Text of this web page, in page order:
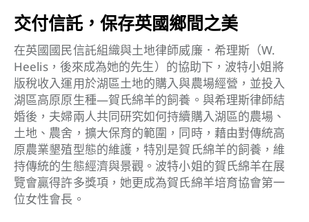
交付信託，保存英國鄉間之美
在英國國民信託組織與土地律師威廉．希理斯（W.
Heelis，後來成為她的先生）的協助下，波特小姐將
版稅收入運用於湖區土地的購入與農場經營，並投入
湖區高原原生種—賀氏綿羊的飼養。與希理斯律師結
婚後，夫婦兩人共同研究如何持續購入湖區的農場、
土地、農舍，擴大保育的範圍，同時，藉由對傳統高
原農業墾殖型態的維護，特別是賀氏綿羊的飼養，維
持傳統的生態經濟與景觀。波特小姐的賀氏綿羊在展
覽會贏得許多獎項，她更成為賀氏綿羊培育協會第一
位女性會長。